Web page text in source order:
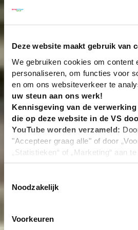
Deze website maakt gebruik van
We gebruiken cookies om content
personaliseren, om functies voor
en om ons websiteverkeer te
uw steun aan ons werk!
Kennisgeving van de
die op deze website in de VS
YouTube worden verzameld:
"Accepteer graag alle" of door
„Statistieken“ of „Marketing“ aan
op "Selectie handmatig instellen",
overeenstemming met Art. 49 (1)
VS zijn door het Europees Hof
gegevensbescherming volgens
Noodzakelijk
Voorkeuren